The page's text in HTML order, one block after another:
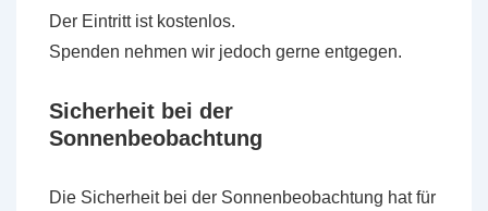
Der Eintritt ist kostenlos.
Spenden nehmen wir jedoch gerne entgegen.
Sicherheit bei der
Sonnenbeobachtung
Die Sicherheit bei der Sonnenbeobachtung hat für